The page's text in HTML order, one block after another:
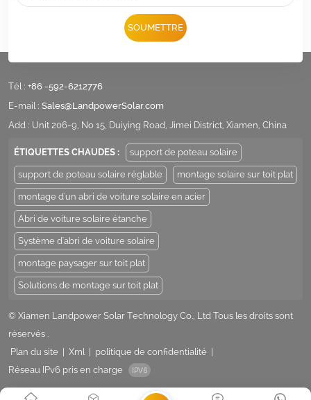
SOUMETTRE
Tél : +86 -592-6212776
E-mail : Sales@LandpowerSolar.com
Add : Unit 206-9, No 15, Duiying Road, Jimei District, Xiamen, China
ÉTIQUETTES CHAUDES : support de poteau solaire
support de poteau solaire réglable montage solaire sur toit plat
montage d'un abri de voiture solaire en acier
Abri de voiture solaire étanche
Système d'abri de voiture solaire
montage paysager sur toit plat
Solutions de montage sur toit plat
© Xiamen Landpower Solar Technology Co., Ltd Tous les droits sont
réservés .
Plan du site
Xml politique de confidentialité
Réseau IPv6 pris en charge